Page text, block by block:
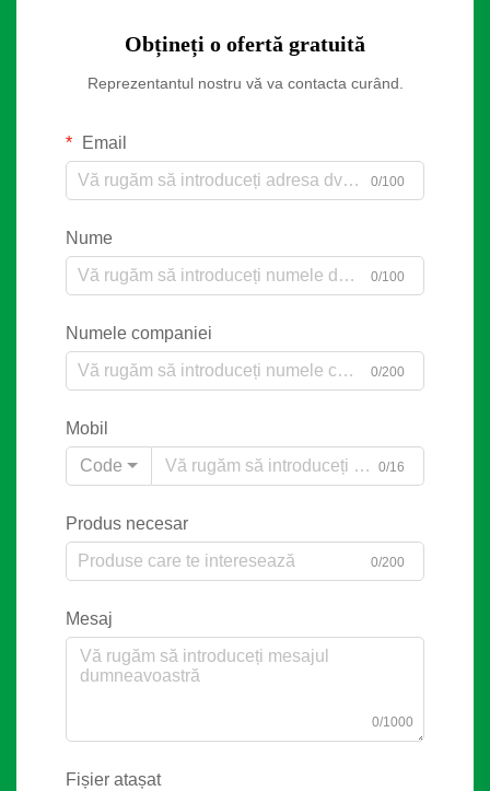
Obțineți o ofertă gratuită
Reprezentantul nostru vă va contacta curând.
Email
0/100
Nume
0/100
Numele companiei
0/200
Mobil
Code
0/16
Produs necesar
0/200
Mesaj
0/1000
Fișier atașat